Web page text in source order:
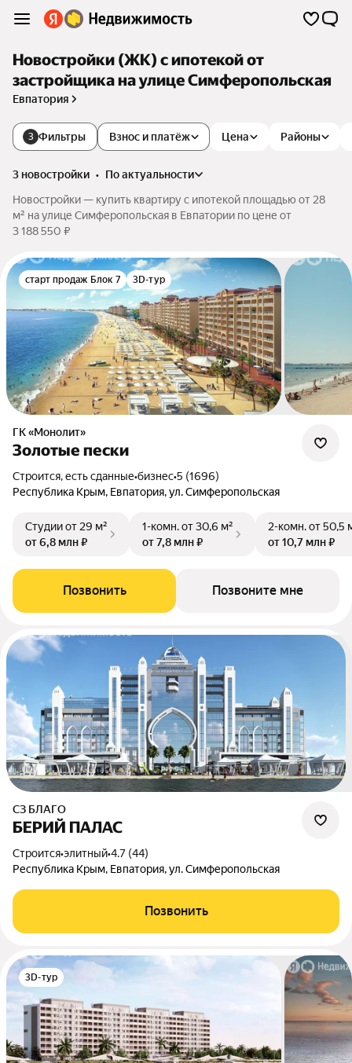
Новостройки (ЖК) с ипотекой от
застройщика на улице Симферопольская
Евпатория
3 Фильтры Цена
Взнос и платёж Районы
3 новостройки •
по актуальности
Новостройки — купить квартиру с ипотекой площадью от 28
м² на улице Симферопольская в Евпатории по цене от
3 188 550 ₽
старт продаж Блок 7 3D-тур
ГК «Монолит»
Золотые пески
Строится, есть сданные•бизнес•5 (1696)
Республика Крым, Евпатория, ул. Симферопольская
Студииот 29 м²
от 6,8 млн ₽
1-комн.от 30,6 м²
от 7,8 млн ₽
2-комн.от 50,5
от 10,7 млн ₽
Позвонить Позвоните мне
СЗ БЛАГО
БЕРИЙ ПАЛАС
Строится•элитный•4.7 (44)
Республика Крым, Евпатория, ул. Симферопольская
Позвонить
3D-тур